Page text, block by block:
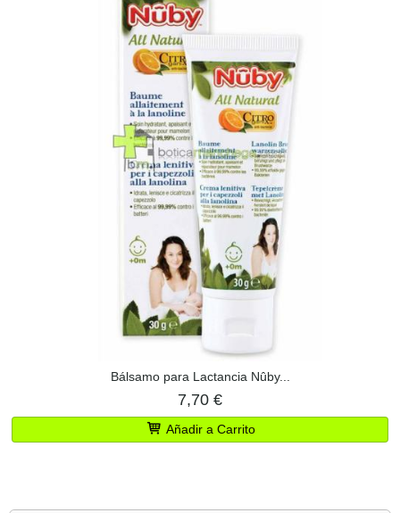
Bálsamo para Lactancia Nûby...
7,70 €
Añadir a Carrito